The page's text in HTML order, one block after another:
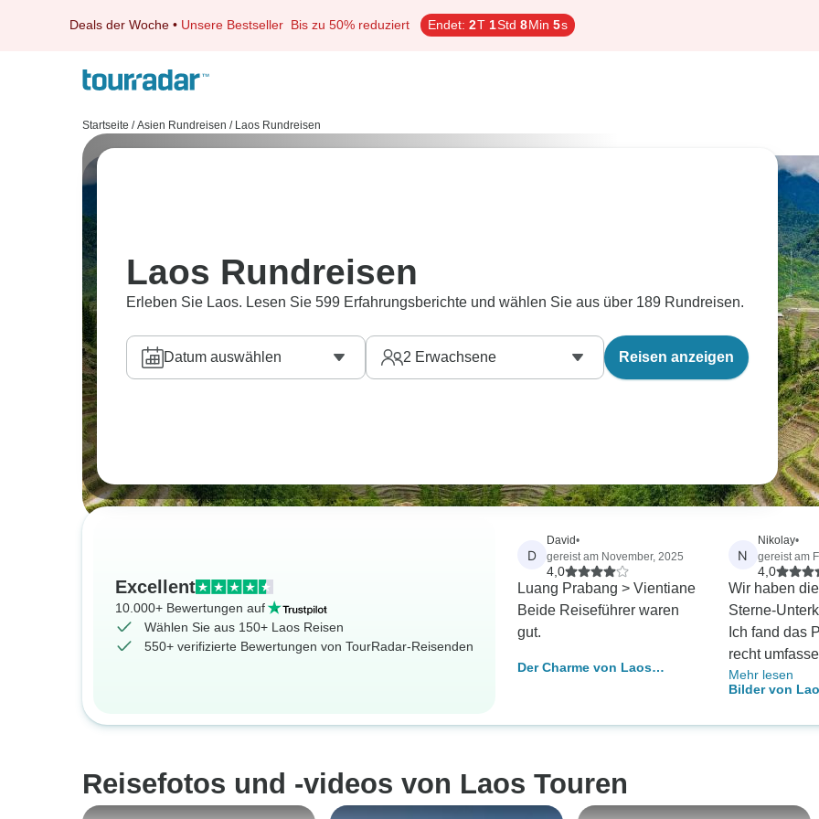
Deals der Woche • Unsere Bestseller Bis zu 50% reduziert Endet: 2T 1Std 8Min 4s
Startseite / Asien Rundreisen / Laos Rundreisen
Laos Rundreisen
Erleben Sie Laos. Lesen Sie 599 Erfahrungsberichte und wählen Sie aus über 189 Rundreisen.
Datum auswählen 2 Erwachsene Reisen anzeigen
Excellent
10.000+ Bewertungen auf
Wählen Sie aus 150+ Laos Reisen
550+ verifizierte Bewertungen von TourRadar-Reisenden
D
David•
gereist am November, 2025
4,0
Luang Prabang > Vientiane
Beide Reiseführer waren
gut.
Der Charme von Laos
N
Nikolay•
gereist am
4,0
Wir haben
Sterne-
Ich fand das
recht
geplant.
der Hotels
zu verstehen
Mehr lesen
Bilder von
Reisefotos und -videos von Laos Touren